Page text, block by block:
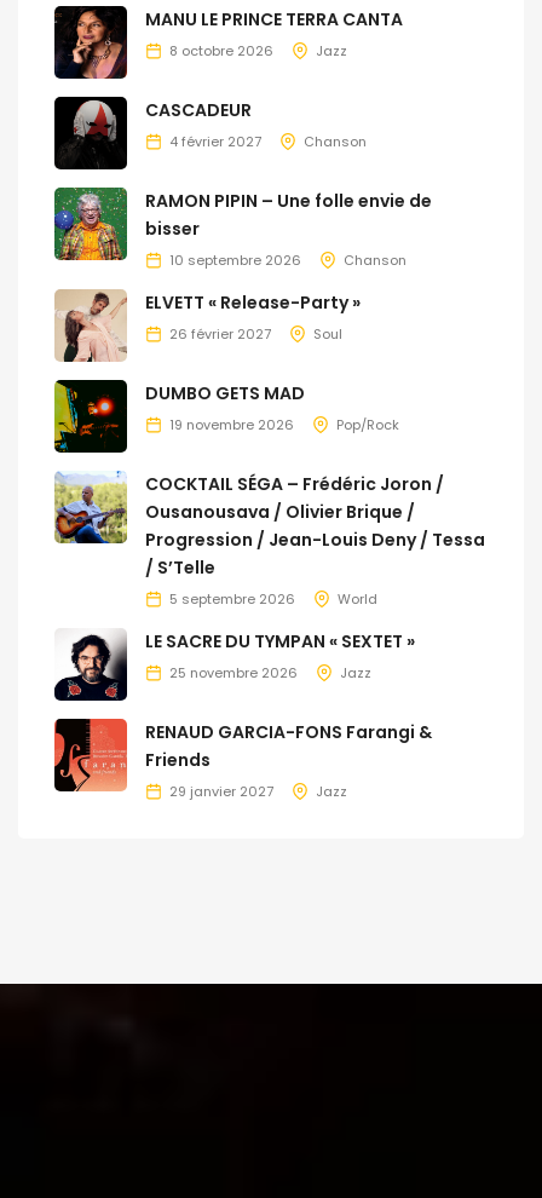
MANU LE PRINCE TERRA CANTA
8 octobre 2026 Jazz
CASCADEUR
4 février 2027 Chanson
RAMON PIPIN – Une folle envie de
bisser
10 septembre 2026 Chanson
ELVETT « Release-Party »
26 février 2027 Soul
DUMBO GETS MAD
19 novembre 2026 Pop/Rock
COCKTAIL SÉGA – Frédéric Joron /
Ousanousava / Olivier Brique /
Progression / Jean-Louis Deny / Tessa
/ S’Telle
5 septembre 2026 World
LE SACRE DU TYMPAN « SEXTET »
25 novembre 2026 Jazz
RENAUD GARCIA-FONS Farangi &
Friends
29 janvier 2027 Jazz